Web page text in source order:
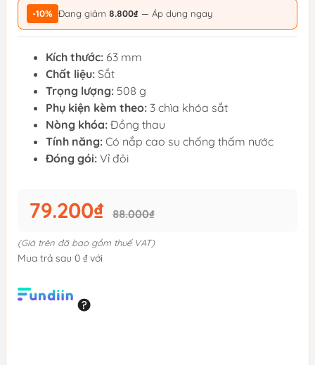
-10% Đang giảm 8.800₫ — Áp dụng ngay
Kích thước: 63 mm
Chất liệu: Sắt
Trọng lượng: 508 g
Phụ kiện kèm theo: 3 chìa khóa sắt
Nòng khóa: Đồng thau
Tính năng: Có nắp cao su chống thấm nước
Đóng gói: Vỉ đôi
79.200₫ 88.000₫
(Giá trên đã bao gồm thuế VAT)
Mua trả sau 0 ₫ với